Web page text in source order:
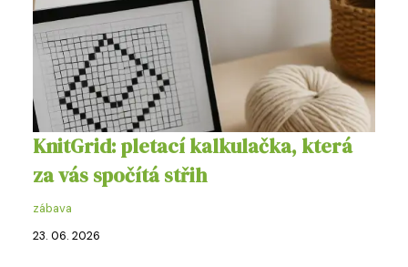
KnitGrid: pletací kalkulačka, která
za vás spočítá střih
zábava
23. 06. 2026